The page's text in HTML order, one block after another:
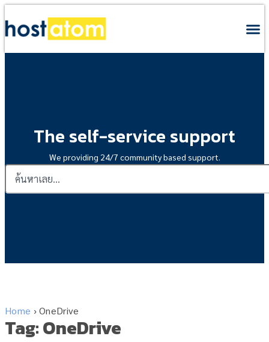
The self-service support
We providing 24/7 community based support.
Home ›OneDrive
Tag: OneDrive